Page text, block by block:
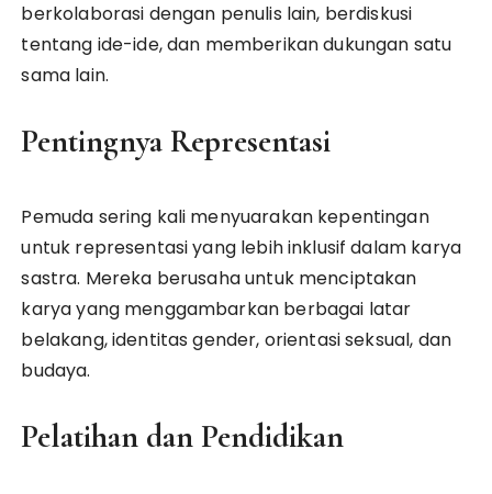
berkolaborasi dengan penulis lain, berdiskusi
tentang ide-ide, dan memberikan dukungan satu
sama lain.
Pentingnya Representasi
Pemuda sering kali menyuarakan kepentingan
untuk representasi yang lebih inklusif dalam karya
sastra. Mereka berusaha untuk menciptakan
karya yang menggambarkan berbagai latar
belakang, identitas gender, orientasi seksual, dan
budaya.
Pelatihan dan Pendidikan